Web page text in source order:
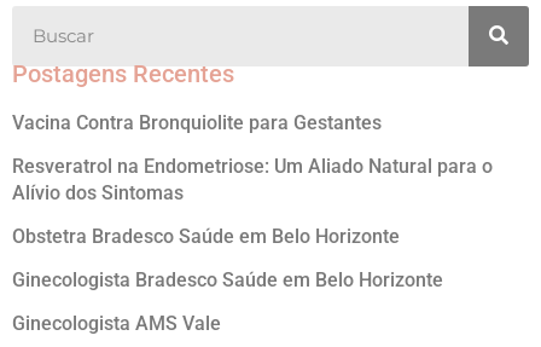
Postagens Recentes
Vacina Contra Bronquiolite para Gestantes
Resveratrol na Endometriose: Um Aliado Natural para o
Alívio dos Sintomas
Obstetra Bradesco Saúde em Belo Horizonte
Ginecologista Bradesco Saúde em Belo Horizonte
Ginecologista AMS Vale